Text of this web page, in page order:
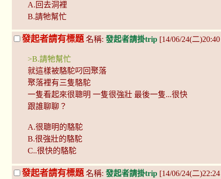
A.回去洞裡
B.請牠幫忙
發起者請有標題 名稱: 發起者請掛trip [14/06/24(二
>B.請牠幫忙
就這樣被駱駝叼回聚落
聚落裡有三隻駱駝
一隻看起來很聰明 一隻很強壯 最後一隻...很快
跟誰聊聊？
A.很聰明的駱駝
B.很強壯的駱駝
C..很快的駱駝
發起者請有標題 名稱: 發起者請掛trip [14/06/24(二